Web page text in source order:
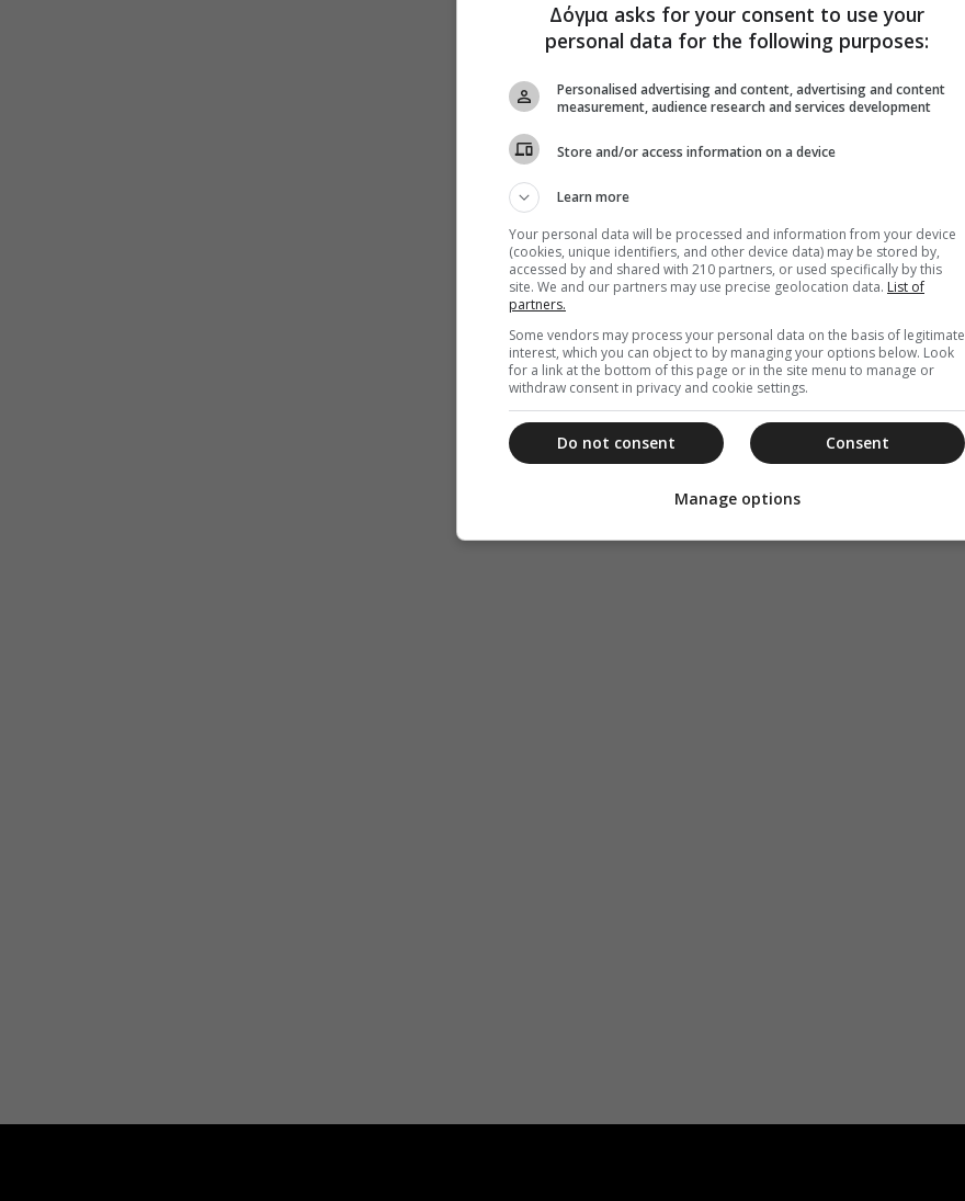
Δόγμα asks for your consent to use your
personal data for the following purposes:
Personalised advertising and content, advertising and content
measurement, audience research and services development
Store and/or access information on a device
Learn more
Your personal data will be processed and information from your device
(cookies, unique identifiers, and other device data) may be stored by,
accessed by and shared with 210 partners, or used specifically by this
site. We and our partners may use precise geolocation data. List of
partners.
Some vendors may process your personal data on the basis of legitimate
interest, which you can object to by managing your options below. Look
for a link at the bottom of this page or in the site menu to manage or
withdraw consent in privacy and cookie settings.
Consent
Do not consent
Manage options